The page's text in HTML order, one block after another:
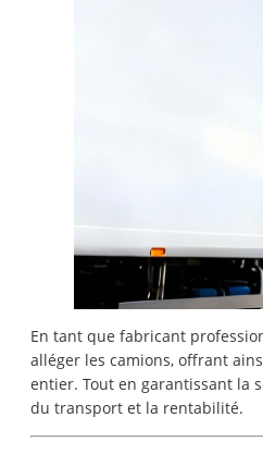
En tant que fabricant
alléger les camions, offrant
entier. Tout en garantissant la
du transport et la rentabilité.